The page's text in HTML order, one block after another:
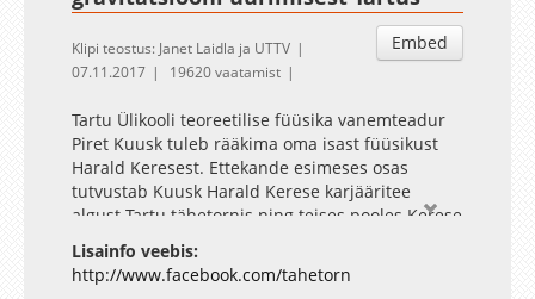
Embed
Klipi teostus: Janet Laidla ja UTTV
07.11.2017
19620 vaatamist
Tartu Ülikooli teoreetilise füüsika vanemteadur
Piret Kuusk tuleb rääkima oma isast füüsikust
Harald Keresest. Ettekande esimeses osas
tutvustab Kuusk Harald Kerese karjääritee
algust Tartu tähetornis ning teises pooles Kerese
ja relatiivsusteooria ning üldisemalt Tartu
gravitatsiooniteooria töörühma tegevust läbi
aegade.
Lisainfo veebis:
http://www.facebook.com/tahetorn